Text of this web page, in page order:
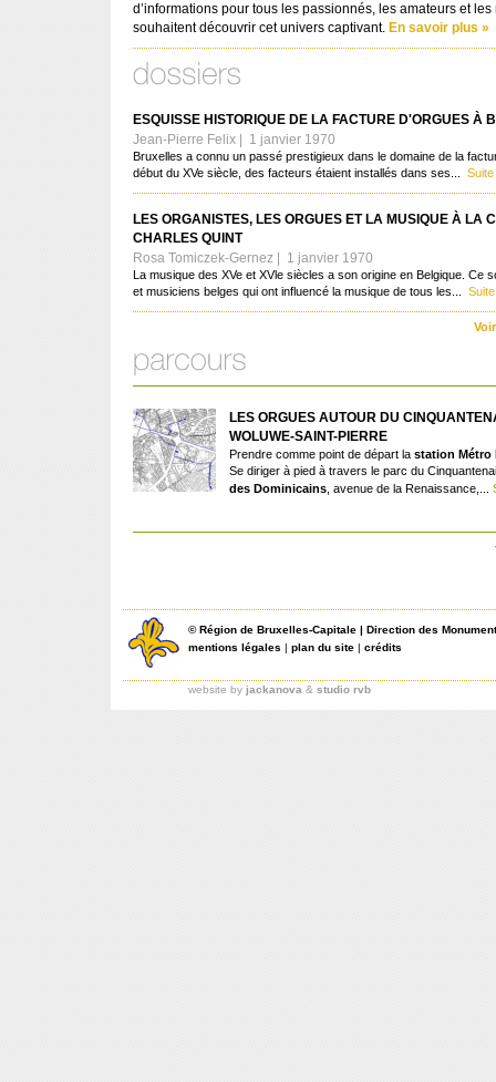
d’informations pour tous les passionnés, les amateurs et
souhaitent découvrir cet univers captivant. En savoir plus »
ESQUISSE HISTORIQUE DE LA FACTURE D'ORGUES À
Jean-Pierre Felix | 1 janvier 1970
Bruxelles a connu un passé prestigieux dans le domaine de la
début du XVe siècle, des facteurs étaient installés dans ses... Suite
LES ORGANISTES, LES ORGUES ET LA MUSIQUE À LA
CHARLES QUINT
Rosa Tomiczek-Gernez | 1 janvier 1970
La musique des XVe et XVle siècles a son origine en Belgique. Ce
et musiciens belges qui ont influencé la musique de tous les...
LES ORGUES AUTOUR DU
WOLUWE-SAINT-PIERRE
Prendre comme point de départ la station Métro
Se diriger à pied à travers le parc du
des Dominicains , avenue de la Renaissance,...
©Région de Bruxelles-Capitale | Direction des
mentions légales | plan du site | crédits
website by jackanova & studio rvb